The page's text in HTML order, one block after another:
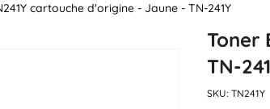
cartouche d'origine - Jaune - TN-241Y
Toner
TN-
SKU: TN241Y